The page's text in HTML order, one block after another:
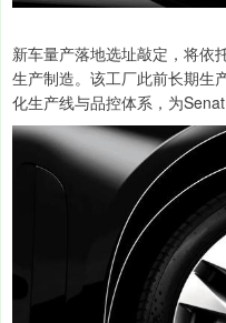
新车量产落地选址敲定，将依
生产制造。该工厂此前长期生
化生产线与品控体系，为